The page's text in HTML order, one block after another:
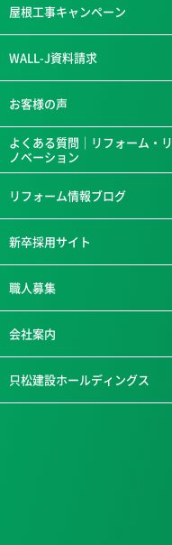
屋根工事キャンペーン
WALL-J資料請求
お客様の声
よくある質問｜リフォーム・リ
ノベーション
リフォーム情報ブログ
新卒採用サイト
職人募集
会社案内
只松建設ホールディングス